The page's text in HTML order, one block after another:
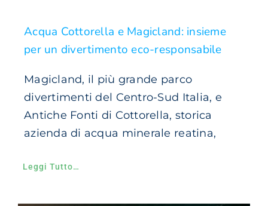
Acqua Cottorella e Magicland: insieme
per un divertimento eco-responsabile
Magicland, il più grande parco
divertimenti del Centro-Sud Italia, e
Antiche Fonti di Cottorella, storica
azienda di acqua minerale reatina,
Leggi Tutto…